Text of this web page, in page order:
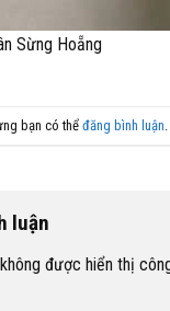
Sừng Hoẵng
bạn có thể đăng bình luận
luận
được hiển thị